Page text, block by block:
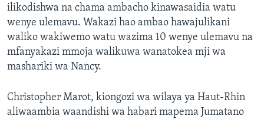
ilikodishwa na chama ambacho kinawasaidia watu
wenye ulemavu. Wakazi hao ambao hawajulikani
waliko wakiwemo watu wazima 10 wenye ulemavu na
mfanyakazi mmoja walikuwa wanatokea mji wa
mashariki wa Nancy.
Christopher Marot, kiongozi wa wilaya ya Haut-Rhin
aliwaambia waandishi wa habari mapema Jumatano